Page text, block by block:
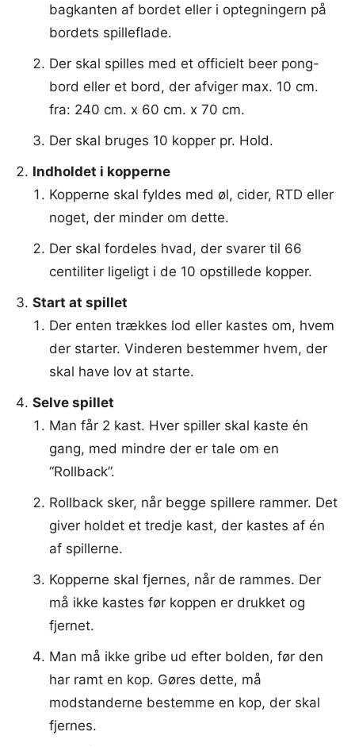
bagkanten af bordet eller i optegningern på
bordets spilleflade.
Der skal spilles med et officielt beer pong-
bord eller et bord, der afviger max. 10 cm.
fra: 240 cm. x 60 cm. x 70 cm.
Der skal bruges 10 kopper pr. Hold.
Indholdet i kopperne
Kopperne skal fyldes med øl, cider, RTD eller
noget, der minder om dette.
Der skal fordeles hvad, der svarer til 66
centiliter ligeligt i de 10 opstillede kopper.
Start at spillet
Der enten trækkes lod eller kastes om, hvem
der starter. Vinderen bestemmer hvem, der
skal have lov at starte.
Selve spillet
Man får 2 kast. Hver spiller skal kaste én
gang, med mindre der er tale om en
“Rollback”.
Rollback sker, når begge spillere rammer. Det
giver holdet et tredje kast, der kastes af én
af spillerne.
Kopperne skal fjernes, når de rammes. Der
må ikke kastes før koppen er drukket og
fjernet.
Man må ikke gribe ud efter bolden, før den
har ramt en kop. Gøres dette, må
modstanderne bestemme en kop, der skal
fjernes.